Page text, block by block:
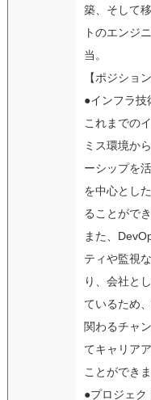
築、そして
トのエンジ
当。
【ポジショ
●インフラ技
これまでの
ミス環境か
ーシップを
を中心とし
ることができ
また、
ティや監視
り、会社と
ているため
関わるチャ
てキャリア
ことができま
●プロジェク